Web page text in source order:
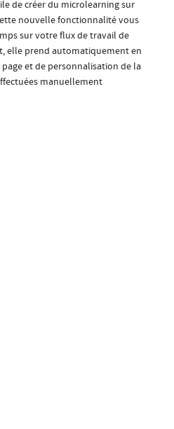
de créer du microlearning sur
nouvelle fonctionnalité vous
sur votre flux de travail de
elle prend automatiquement en
et de personnalisation de la
manuellement